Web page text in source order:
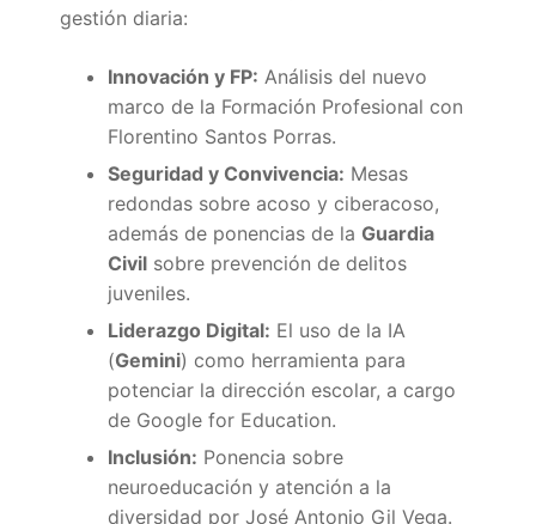
gestión diaria:
Innovación y FP: Análisis del nuevo
marco de la Formación Profesional con
Florentino Santos Porras.
Seguridad y Convivencia: Mesas
redondas sobre acoso y ciberacoso,
además de ponencias de la Guardia
Civil sobre prevención de delitos
juveniles.
Liderazgo Digital: El uso de la IA
(Gemini) como herramienta para
potenciar la dirección escolar, a cargo
de Google for Education.
Inclusión: Ponencia sobre
neuroeducación y atención a la
diversidad por José Antonio Gil Vega.